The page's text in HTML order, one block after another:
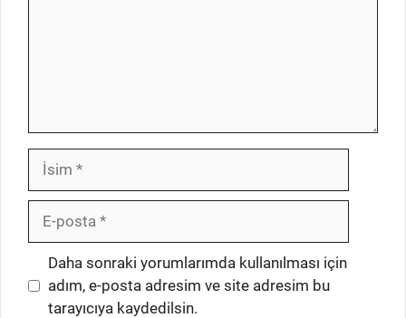
İsim
posta
İnternet
sitesi
Daha sonraki yorumlarımda kullanılması için
adım, e-posta adresim ve site adresim bu
tarayıcıya kaydedilsin.